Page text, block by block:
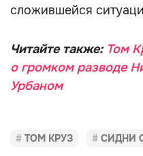
сложившейся
Читайте также: Том
о громком разводе
Урбаном
ТОМ КРУЗ СИДНИ